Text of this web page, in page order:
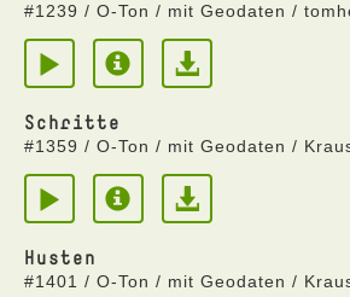
#1239 / O-Ton / mit Geodaten /
Schritte
#1359 / O-Ton / mit Geodaten /
Husten
#1401 / O-Ton / mit Geodaten /